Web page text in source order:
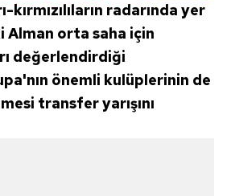
kırmızılıların radarında yer
Alman orta saha için
değerlendirdiği
önemli kulüplerinin de
transfer yarışını